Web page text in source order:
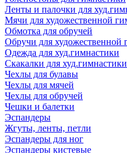
Ленты и палочки для
Мячи для художественной
Обмотка для обручей
Обручи для художественной
Одежда для худ.гимнастики
Скакалки для худ.гимнастики
Чехлы для булавы
Чехлы для мячей
Чехлы для обручей
Чешки и балетки
Эспандеры
Жгуты, ленты, петли
Эспандеры для ног
Эспандеры кистевые